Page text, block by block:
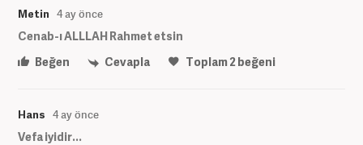
Metin 4 ay önce
Cenab-ı ALLLAH Rahmet etsin
Beğen
Cevapla Toplam2beğeni
Hans 4 ay önce
Vefa iyidir...